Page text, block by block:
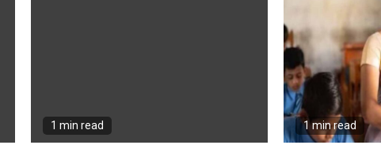
1 min read 1 min read